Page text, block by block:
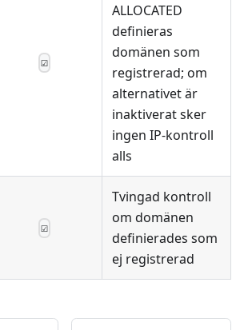
☑
ALLOCATED
definieras
domänen som
registrerad; om
alternativet är
inaktiverat sker
ingen IP-kontroll
alls
☑
Tvingad kontroll
om domänen
definierades som
ej registrerad